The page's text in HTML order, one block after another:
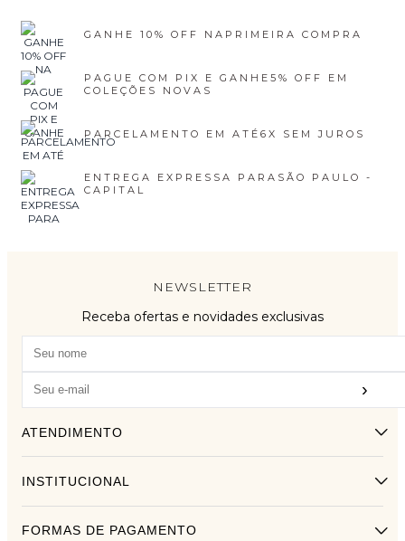
GANHE 10% OFF NA PRIMEIRA COMPRA
PAGUE COM PIX E GANHE 5% OFF EM
COLEÇÕES NOVAS
PARCELAMENTO EM ATÉ 6X SEM JUROS
ENTREGA EXPRESSA PARA SÃO PAULO -
CAPITAL
NEWSLETTER
Receba ofertas e novidades exclusivas
›
ATENDIMENTO
INSTITUCIONAL
FORMAS DE PAGAMENTO